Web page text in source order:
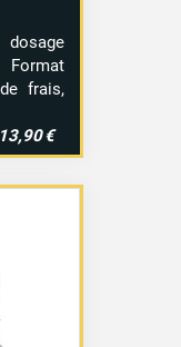
dosage
Format
frais,
€